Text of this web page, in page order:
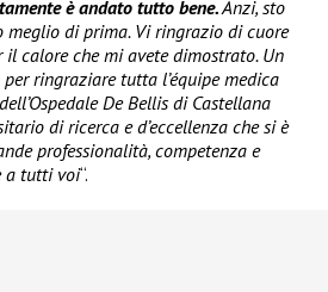
è andato tutto bene.Anzi, sto
meglio di prima. Vi ringrazio di cuore
calore che mi avete dimostrato. Un
ringraziare tutta l’équipe medica
De Bellis di Castellana
di ricerca e d’eccellenza che si è
professionalità, competenza e
a tutti voi“.